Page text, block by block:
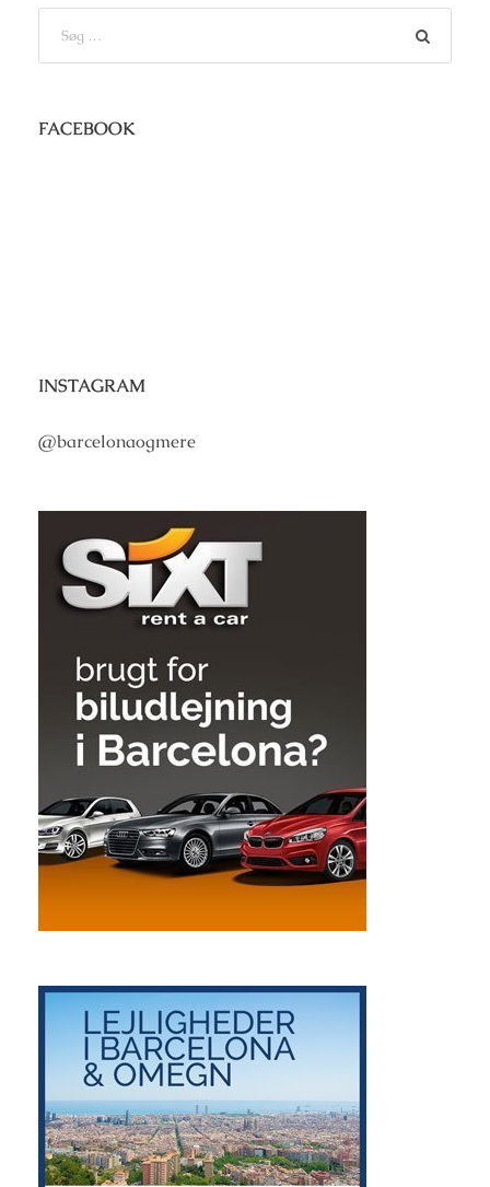
FACEBOOK
INSTAGRAM
@barcelonaogmere